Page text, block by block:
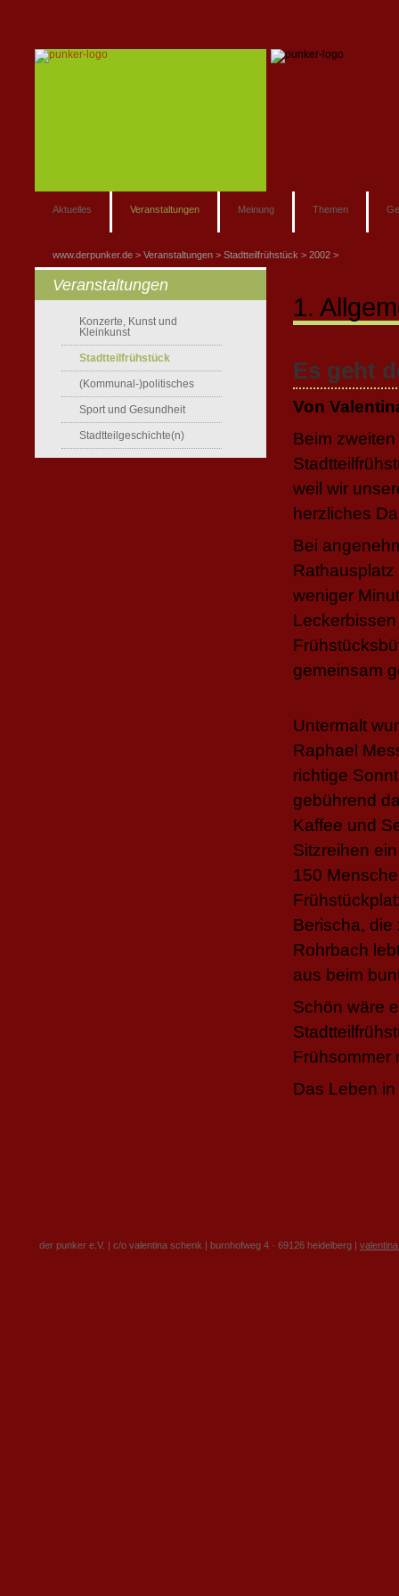
Aktuelles Veranstaltungen Meinung Themen
www.derpunker.de Veranstaltungen Stadtteilfrühstück 2002
1.
Es geht
Von
Beim
weil wir
herzliches
Bei
weniger
gemeinsam
Untermalt
Raphael
richtige
gebührend
Kaffee und
Sitzreihen
150
Berischa, die
Rohrbach
aus beim
Schön wäre
Frühsommer
Das Leben
Veranstaltungen
Konzerte, Kunst und
Kleinkunst
Stadtteilfrühstück
(Kommunal-)politisches
Sport und Gesundheit
Stadtteilgeschichte(n)
der punker e.V. | c/o valentina schenk | burnhofweg 4 · 69126 heidelberg |